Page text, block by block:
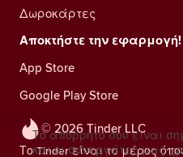
© 2026 Tinder LLC
Το Tinder είναι το μέρος
Δωροκάρτες
Αποκτήστε την εφαρμογή!
App Store
Google Play Store
Το απόρρητό σου είναι
και οι συνεργάτες μας